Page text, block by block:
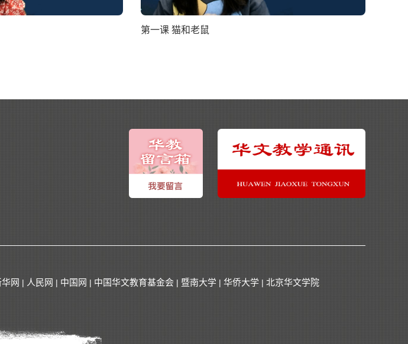
第一课 猫和老鼠
网 | 人民网 | 中国网 | 中国华文教育基金会 | 暨南大学 | 华侨大学 | 北京华文学院